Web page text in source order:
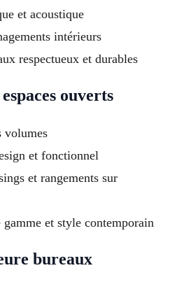
et acoustique
intérieurs
respectueux et durables
ouverts
volumes
et fonctionnel
et rangements sur
et style contemporain
bureaux